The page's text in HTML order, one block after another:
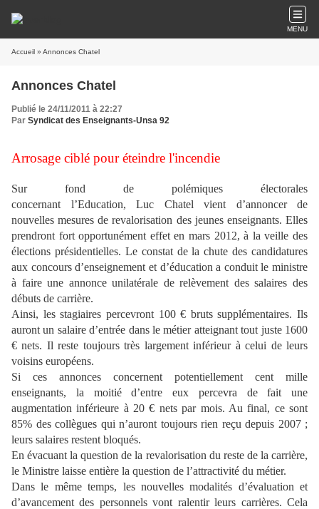
MENU
Accueil » Annonces Chatel
Annonces Chatel
Publié le 24/11/2011 à 22:27
Par Syndicat des Enseignants-Unsa 92
Arrosage ciblé pour éteindre l'incendie
Sur fond de polémiques électorales
concernant l’Education, Luc Chatel vient d’annoncer de
nouvelles mesures de revalorisation des jeunes enseignants. Elles
prendront fort opportunément effet en mars 2012, à la veille des
élections présidentielles. Le constat de la chute des candidatures
aux concours d’enseignement et d’éducation a conduit le ministre
à faire une annonce unilatérale de relèvement des salaires des
débuts de carrière.
Ainsi, les stagiaires percevront 100 € bruts supplémentaires. Ils
auront un salaire d’entrée dans le métier atteignant tout juste 1600
€ nets. Il reste toujours très largement inférieur à celui de leurs
voisins européens.
Si ces annonces concernent potentiellement cent mille
enseignants, la moitié d’entre eux percevra de fait une
augmentation inférieure à 20 € nets par mois. Au final, ce sont
85% des collègues qui n’auront toujours rien reçu depuis 2007 ;
leurs salaires restent bloqués.
En évacuant la question de la revalorisation du reste de la carrière,
le Ministre laisse entière la question de l’attractivité du métier.
Dans le même temps, les nouvelles modalités d’évaluation et
d’avancement des personnels vont ralentir leurs carrières. Cela